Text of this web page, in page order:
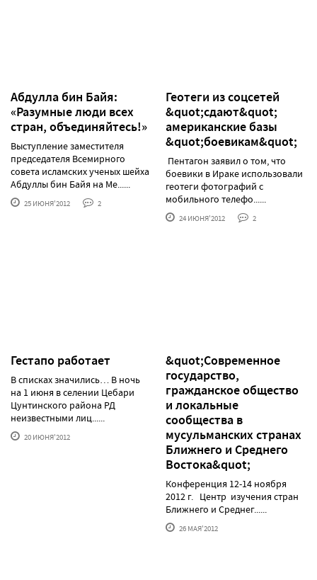
Абдулла бин Байя:
«Разумные люди всех
стран, объединяйтесь!»
Выступление заместителя
председателя Всемирного
совета исламских ученых шейха
Абдуллы бин Байя на Ме......
25 ИЮНЯ'2012 2
Геотеги из соцсетей
&quot;сдают&quot;
американские базы
&quot;боевикам&quot;
Пентагон заявил о том, что
боевики в Ираке использовали
геотеги фотографий с
мобильного телефо......
24 ИЮНЯ'2012 2
Гестапо работает
В списках значились… В ночь
на 1 июня в селении Цебари
Цунтинского района РД
неизвестными лиц......
20 ИЮНЯ'2012
&quot;Современное
государство,
гражданское общество
и локальные
сообщества в
мусульманских странах
Ближнего и Среднего
Востока&quot;
Конференция 12-14 ноября
2012 г. Центр изучения стран
Ближнего и Среднег......
26 МАЯ'2012